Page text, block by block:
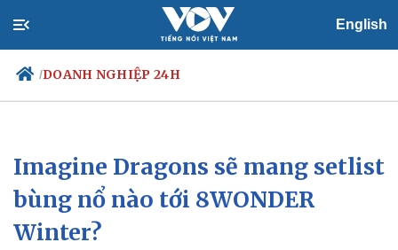
English
/DOANH NGHIỆP 24H
Chính trị
Đảng
Tổ chức nhân sự
Quốc hội
Xã hội
Tin 24h
Dự báo thời tiết
Imagine Dragons sẽ mang setlist
bùng nổ nào tới 8WONDER
Winter?